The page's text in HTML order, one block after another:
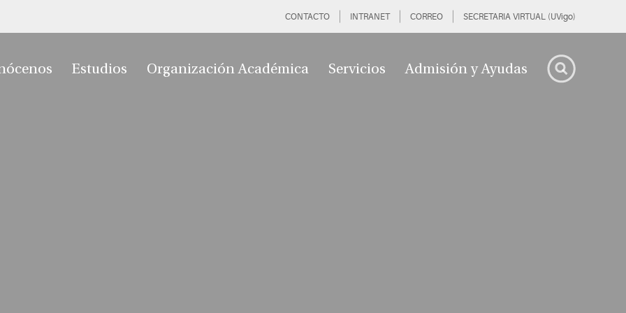
CONTACTO INTRANET CORREO SECRETARIA VIRTUAL (UVigo)
Estudios Organización Académica Servicios Admisión y Ayudas